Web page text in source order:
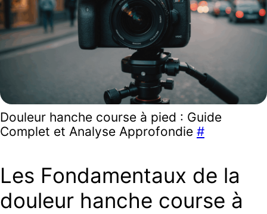
Douleur hanche course à pied : Guide
Complet et Analyse Approfondie #
Les Fondamentaux de la
douleur hanche course à